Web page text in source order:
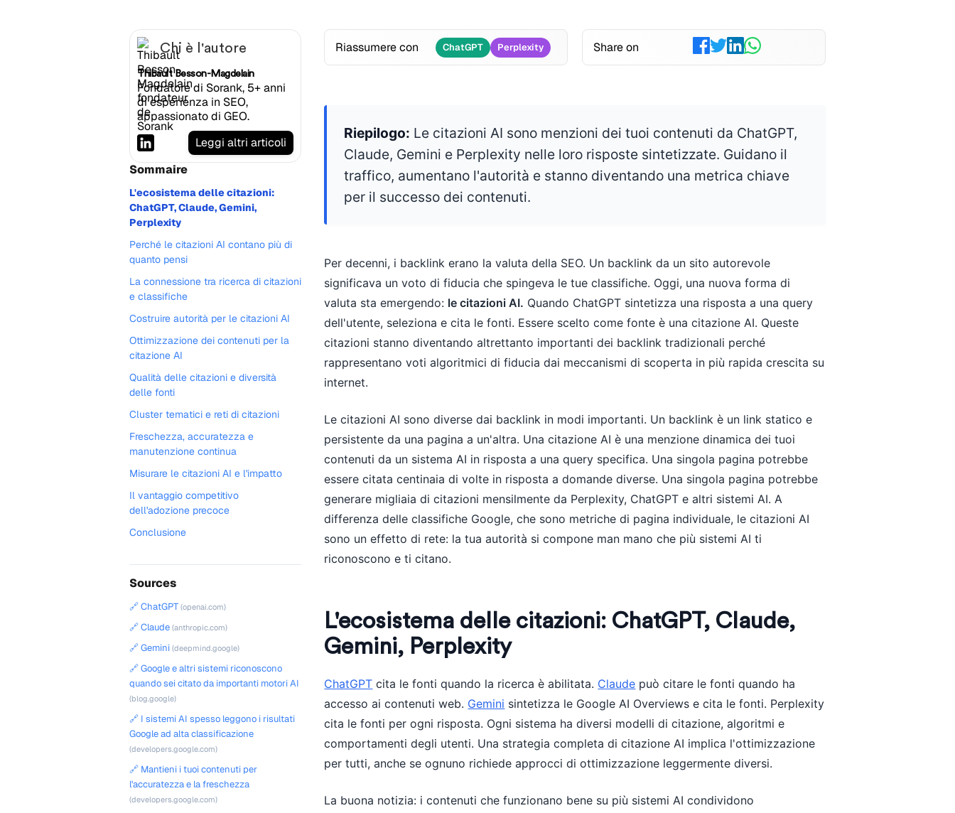
Chi è l'autore
Thibault Besson-Magdelain
Fondatore di Sorank, 5+ anni
di esperienza in SEO,
appassionato di GEO.
Leggi altri articoli
Sommaire
L'ecosistema delle citazioni:
ChatGPT, Claude, Gemini,
Perplexity
Perché le citazioni AI contano più di
quanto pensi
La connessione tra ricerca di citazioni
e classifiche
Costruire autorità per le citazioni AI
Ottimizzazione dei contenuti per la
citazione AI
Qualità delle citazioni e diversità
delle fonti
Cluster tematici e reti di citazioni
Freschezza, accuratezza e
manutenzione continua
Misurare le citazioni AI e l'impatto
Il vantaggio competitivo
dell'adozione precoce
Conclusione
Sources
🔗 ChatGPT (openai.com)
🔗 Claude (anthropic.com)
🔗 Gemini (deepmind.google)
🔗 Google e altri sistemi riconoscono
quando sei citato da importanti motori AI
(blog.google)
🔗 I sistemi AI spesso leggono i risultati
Google ad alta classificazione
(developers.google.com)
🔗 Mantieni i tuoi contenuti per
l'accuratezza e la freschezza
(developers.google.com)
Riassumere con ChatGPT Perplexity Share on
Riepilogo: Le citazioni AI sono menzioni dei tuoi contenuti da ChatGPT,
Claude, Gemini e Perplexity nelle loro risposte sintetizzate. Guidano il
traffico, aumentano l'autorità e stanno diventando una metrica chiave
per il successo dei contenuti.
Per decenni, i backlink erano la valuta della SEO. Un backlink da un sito autorevole
significava un voto di fiducia che spingeva le tue classifiche. Oggi, una nuova forma di
valuta sta emergendo: le citazioni AI. Quando ChatGPT sintetizza una risposta a una query
dell'utente, seleziona e cita le fonti. Essere scelto come fonte è una citazione AI. Queste
citazioni stanno diventando altrettanto importanti dei backlink tradizionali perché
rappresentano voti algoritmici di fiducia dai meccanismi di scoperta in più rapida crescita su
internet.
Le citazioni AI sono diverse dai backlink in modi importanti. Un backlink è un link statico e
persistente da una pagina a un'altra. Una citazione AI è una menzione dinamica dei tuoi
contenuti da un sistema AI in risposta a una query specifica. Una singola pagina potrebbe
essere citata centinaia di volte in risposta a domande diverse. Una singola pagina potrebbe
generare migliaia di citazioni mensilmente da Perplexity, ChatGPT e altri sistemi AI. A
differenza delle classifiche Google, che sono metriche di pagina individuale, le citazioni AI
sono un effetto di rete: la tua autorità si compone man mano che più sistemi AI ti
riconoscono e ti citano.
L'ecosistema delle citazioni: ChatGPT, Claude,
Gemini, Perplexity
ChatGPT cita le fonti quando la ricerca è abilitata. Claude può citare le fonti quando ha
accesso ai contenuti web. Gemini sintetizza le Google AI Overviews e cita le fonti. Perplexity
cita le fonti per ogni risposta. Ogni sistema ha diversi modelli di citazione, algoritmi e
comportamenti degli utenti. Una strategia completa di citazione AI implica l'ottimizzazione
per tutti, anche se ognuno richiede approcci di ottimizzazione leggermente diversi.
La buona notizia: i contenuti che funzionano bene su più sistemi AI condividono